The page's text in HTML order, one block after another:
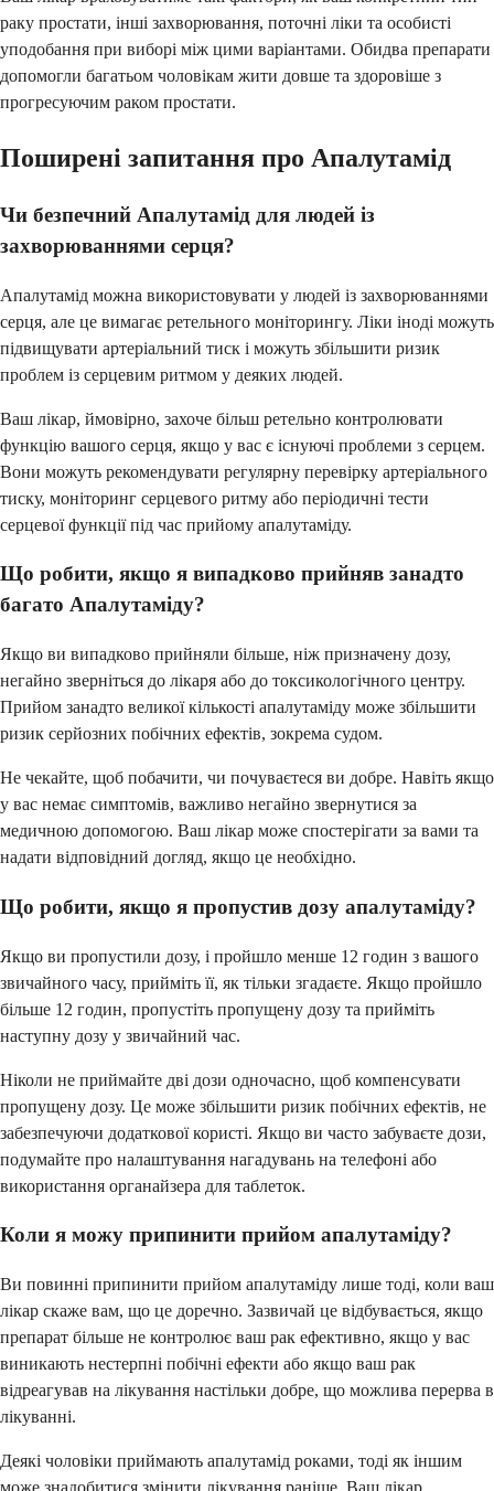
раку простати, інші захворювання, поточні ліки та особисті
уподобання при виборі між цими варіантами. Обидва препарати
допомогли багатьом чоловікам жити довше та здоровіше з
прогресуючим раком простати.
Поширені запитання про Апалутамід
Чи безпечний Апалутамід для людей із
захворюваннями серця?
Апалутамід можна використовувати у людей із захворюваннями
серця, але це вимагає ретельного моніторингу. Ліки іноді можуть
підвищувати артеріальний тиск і можуть збільшити ризик
проблем із серцевим ритмом у деяких людей.
Ваш лікар, ймовірно, захоче більш ретельно контролювати
функцію вашого серця, якщо у вас є існуючі проблеми з серцем.
Вони можуть рекомендувати регулярну перевірку артеріального
тиску, моніторинг серцевого ритму або періодичні тести
серцевої функції під час прийому апалутаміду.
Що робити, якщо я випадково прийняв занадто
багато Апалутаміду?
Якщо ви випадково прийняли більше, ніж призначену дозу,
негайно зверніться до лікаря або до токсикологічного центру.
Прийом занадто великої кількості апалутаміду може збільшити
ризик серйозних побічних ефектів, зокрема судом.
Не чекайте, щоб побачити, чи почуваєтеся ви добре. Навіть якщо
у вас немає симптомів, важливо негайно звернутися за
медичною допомогою. Ваш лікар може спостерігати за вами та
надати відповідний догляд, якщо це необхідно.
Що робити, якщо я пропустив дозу апалутаміду?
Якщо ви пропустили дозу, і пройшло менше 12 годин з вашого
звичайного часу, прийміть її, як тільки згадаєте. Якщо пройшло
більше 12 годин, пропустіть пропущену дозу та прийміть
наступну дозу у звичайний час.
Ніколи не приймайте дві дози одночасно, щоб компенсувати
пропущену дозу. Це може збільшити ризик побічних ефектів, не
забезпечуючи додаткової користі. Якщо ви часто забуваєте дози,
подумайте про налаштування нагадувань на телефоні або
використання органайзера для таблеток.
Коли я можу припинити прийом апалутаміду?
Ви повинні припинити прийом апалутаміду лише тоді, коли ваш
лікар скаже вам, що це доречно. Зазвичай це відбувається, якщо
препарат більше не контролює ваш рак ефективно, якщо у вас
виникають нестерпні побічні ефекти або якщо ваш рак
відреагував на лікування настільки добре, що можлива перерва в
лікуванні.
Деякі чоловіки приймають апалутамід роками, тоді як іншим
може знадобитися змінити лікування раніше. Ваш лікар